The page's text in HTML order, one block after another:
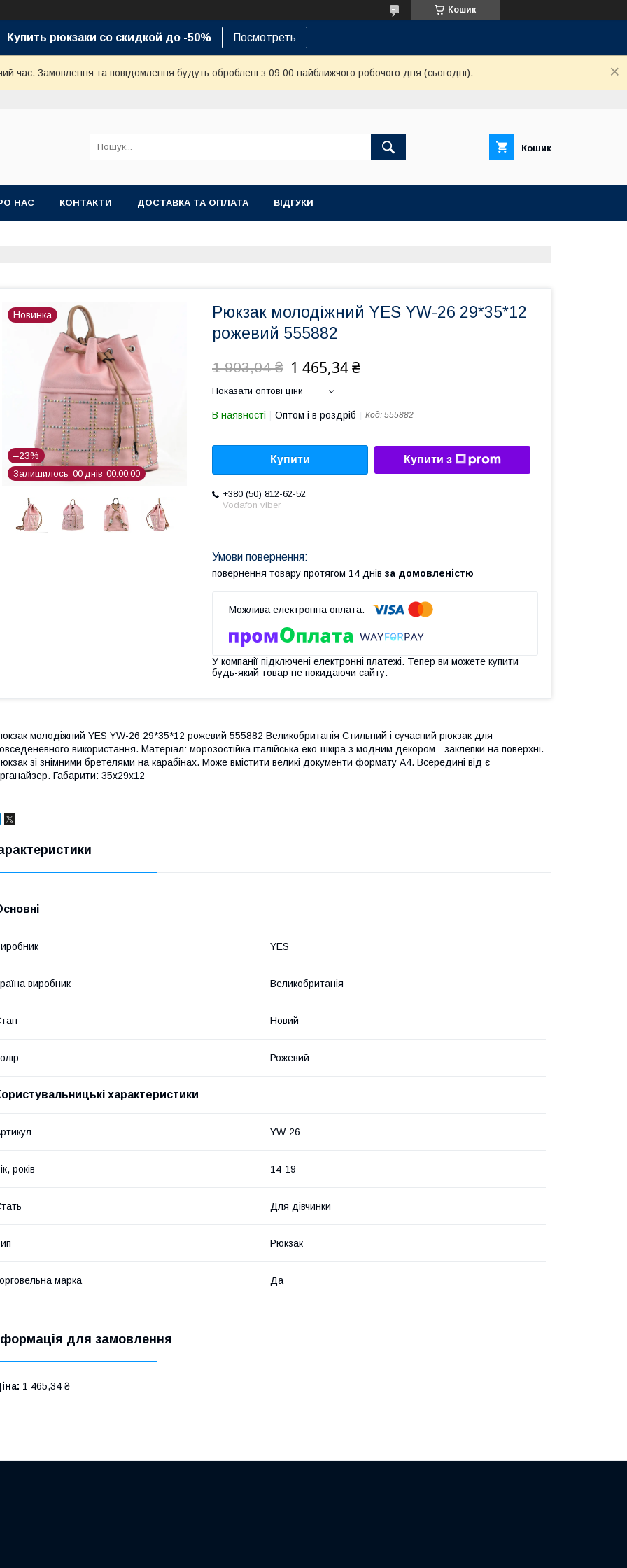
Кошик
Купить рюкзаки со скидкой до -50% Посмотреть
час. Замовлення та повідомлення будуть оброблені з 09:00 найближчого робочого дня (сьогодні).
Кошик
НАС КОНТАКТИ ДОСТАВКА ТА ОПЛАТА ВІДГУКИ
Новинка
–23%
Залишилось 00 днів 00 00 00
Рюкзак молодіжний YES YW-26 29*35*12
рожевий 555882
1 903,04 ₴ 1 465,34 ₴
Показати оптові ціни
В наявності Оптом і в роздріб Код: 555882
Купити Купити з
+380 (50) 812-62-52
Vodafon viber
повернення товару протягом 14 днів за домовленістю
У компанії підключені електронні платежі. Тепер ви можете купити
будь-який товар не покидаючи сайту.
молодіжний YES YW-26 29*35*12 рожевий 555882 Великобританія Стильний і сучасний рюкзак для
використання. Матеріал: морозостійка італійська еко-шкіра з модним декором - заклепки на поверхні.
зі знімними бретелями на карабінах. Може вмістити великі документи формату A4. Всередині від є
Габарити: 35x29x12
YES
виробник Великобританія
Новий
Рожевий
характеристики
YW-26
років 14-19
Для дівчинки
Рюкзак
марка Да
для замовлення
1 465,34 ₴